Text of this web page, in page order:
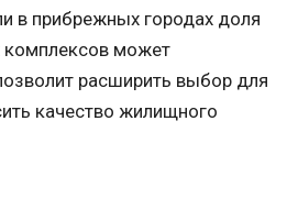
в прибрежных городах доля
может
расширить выбор для
качество жилищного